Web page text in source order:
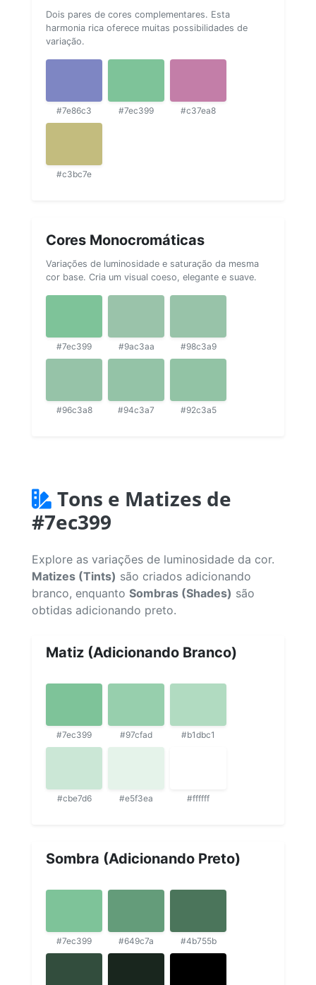
Dois pares de cores complementares. Esta
harmonia rica oferece muitas possibilidades de
variação.
#7e86c3 #7ec399 #c37ea8
#c3bc7e
Cores Monocromáticas
Variações de luminosidade e saturação da mesma
cor base. Cria um visual coeso, elegante e suave.
#7ec399 #9ac3aa #98c3a9
#96c3a8 #94c3a7 #92c3a5
Tons e Matizes de
#7ec399
Explore as variações de luminosidade da cor.
Matizes (Tints) são criados adicionando
branco, enquanto Sombras (Shades) são
obtidas adicionando preto.
Matiz (Adicionando Branco)
#7ec399 #97cfad #b1dbc1
#cbe7d6 #e5f3ea #ffffff
Sombra (Adicionando Preto)
#7ec399 #649c7a #4b755b